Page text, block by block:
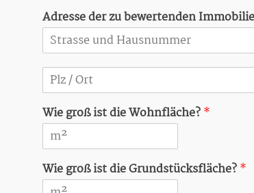
Adresse der zu bewertenden Immobilie
E
z
e
l
i
g
Wie groß ist die Wohnfläche?*
Wie groß ist die Grundstücksfläche?*